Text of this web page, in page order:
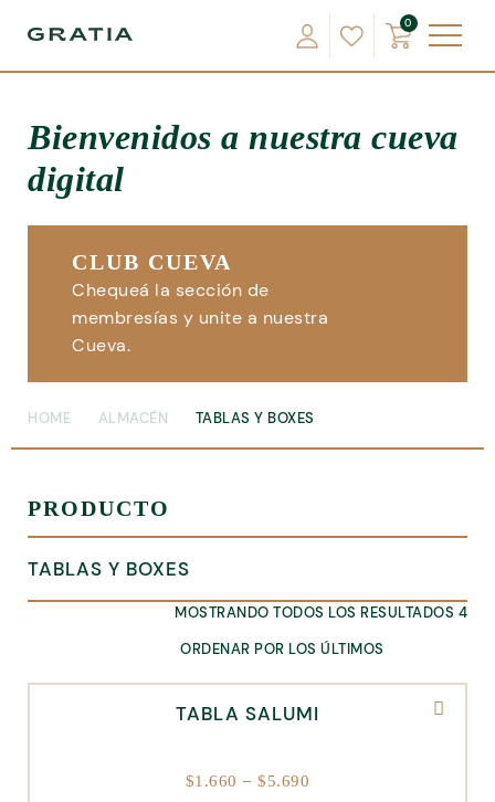
0
Bienvenidos a nuestra cueva
digital
CLUB CUEVA
Chequeá la sección de
membresías y unite a nuestra
Cueva.
HOME ALMACÉN TABLAS Y BOXES
PRODUCTO
TABLAS Y BOXES
MOSTRANDO TODOS LOS RESULTADOS 4
TABLA SALUMI
$1.660 –$5.690